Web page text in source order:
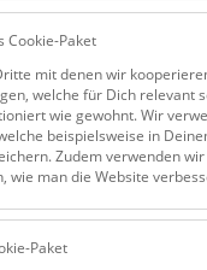
Cookie-Paket
mit denen wir
welche für Dich relevant
wie gewohnt. Wir
beispielsweise in
Zudem verwenden
wie man die Website
Paket